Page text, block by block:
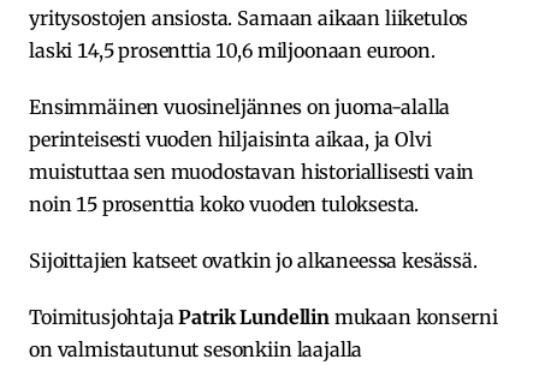
yritysostojen ansiosta. Samaan aikaan liiketulos
laski 14,5 prosenttia 10,6 miljoonaan euroon.
Ensimmäinen vuosineljännes on juoma-alalla
perinteisesti vuoden hiljaisinta aikaa, ja Olvi
muistuttaa sen muodostavan historiallisesti vain
noin 15 prosenttia koko vuoden tuloksesta.
Sijoittajien katseet ovatkin jo alkaneessa kesässä.
ToimitusjohtajaPatrik Lundellinmukaan konserni
on valmistautunut sesonkiin laajalla